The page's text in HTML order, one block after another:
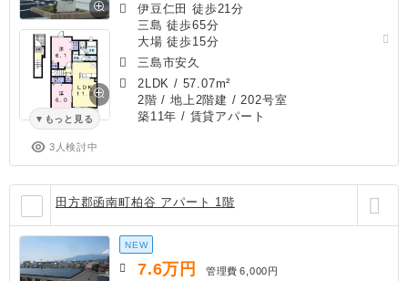
もっと見る
3人検討中
伊豆仁田 徒歩21分
三島 徒歩65分
大場 徒歩15分
三島市安久
2LDK / 57.07m²
2階 / 地上2階建 / 202号室
築11年 / 賃貸アパート
田方郡函南町柏谷 アパート 1階
NEW
7.6万円 管理費 6,000円